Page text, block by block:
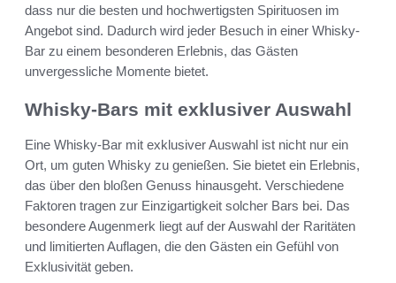
dass nur die besten und hochwertigsten Spirituosen im
Angebot sind. Dadurch wird jeder Besuch in einer Whisky-
Bar zu einem besonderen Erlebnis, das Gästen
unvergessliche Momente bietet.
Whisky-Bars mit exklusiver Auswahl
Eine Whisky-Bar mit exklusiver Auswahl ist nicht nur ein
Ort, um guten Whisky zu genießen. Sie bietet ein Erlebnis,
das über den bloßen Genuss hinausgeht. Verschiedene
Faktoren tragen zur Einzigartigkeit solcher Bars bei. Das
besondere Augenmerk liegt auf der Auswahl der Raritäten
und limitierten Auflagen, die den Gästen ein Gefühl von
Exklusivität geben.